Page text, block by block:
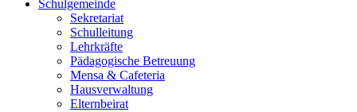
Schulgemeinde
Sekretariat
Schulleitung
Lehrkräfte
Pädagogische Betreuung
Mensa & Cafeteria
Hausverwaltung
Elternbeirat